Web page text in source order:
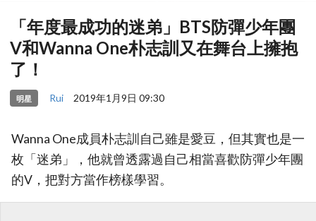
「年度最成功的迷弟」BTS防彈少年團
V和Wanna One朴志訓又在舞台上擁抱
了！
明星 Rui 2019年1月9日 09:30
Wanna One成員朴志訓自己雖是愛豆，但其實也是一
枚「迷弟」，他就曾透露過自己相當喜歡防彈少年團
的V，把對方當作榜樣學習。